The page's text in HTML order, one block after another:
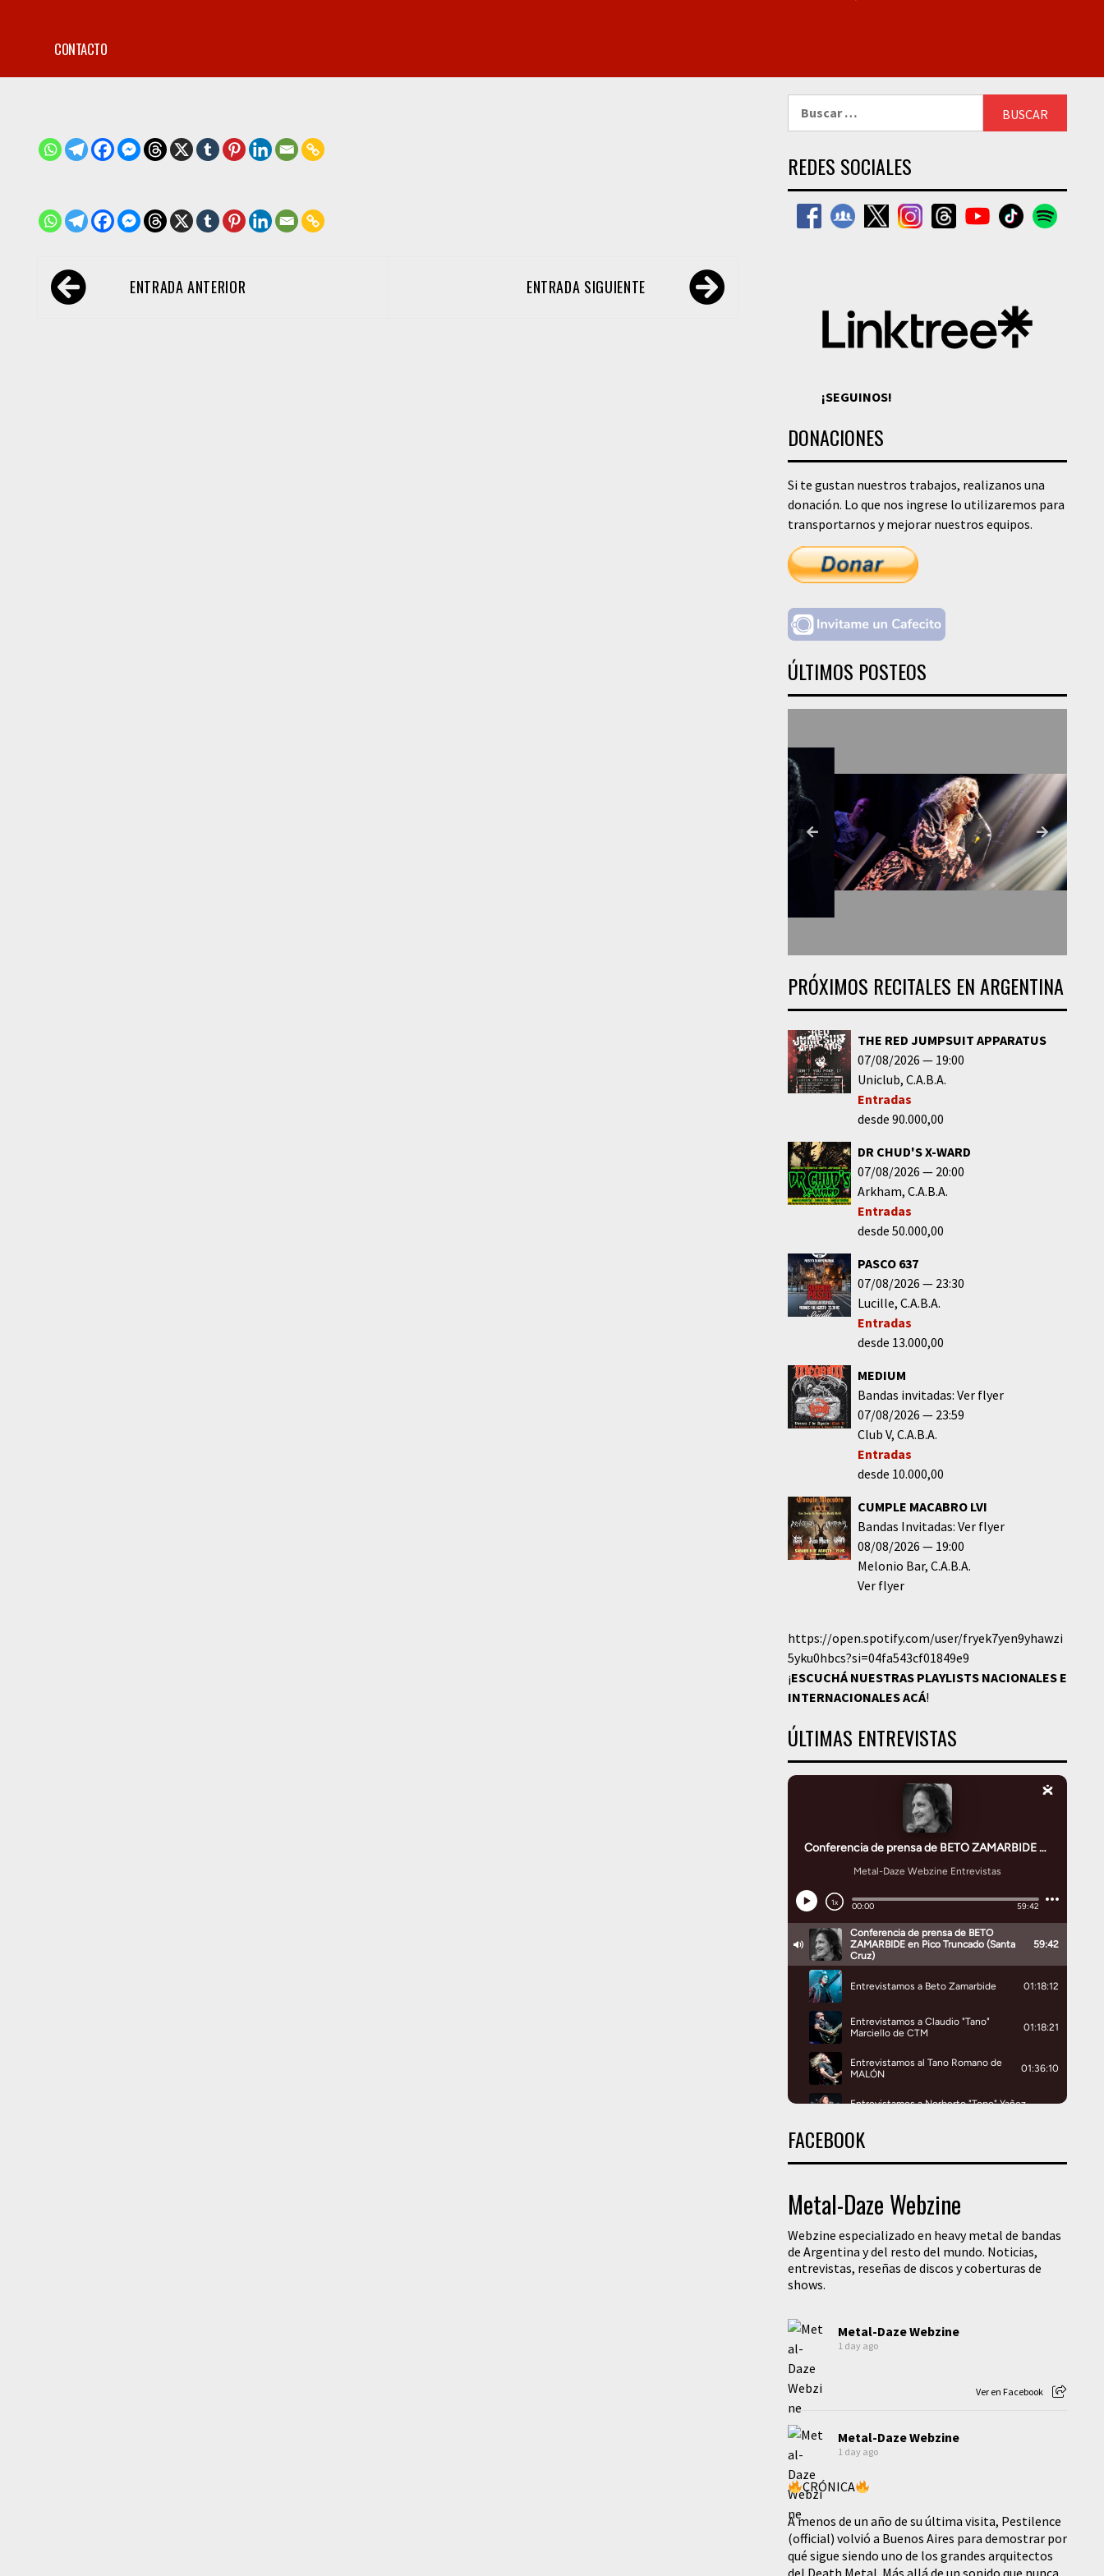
CONTACTO
Navegación
de ENTRADA ANTERIOR ENTRADA SIGUIENTE
REDES SOCIALES
¡SEGUINOS!
DONACIONES
Si te gustan nuestros trabajos, realizanos una
donación. Lo que nos ingrese lo utilizaremos para
transportarnos y mejorar nuestros equipos.
ÚLTIMOS POSTEOS
PRÓXIMOS RECITALES EN ARGENTINA
THE RED JUMPSUIT APPARATUS
07/08/2026
19:00
Uniclub C.A.B.A.
Entradas
desde 90.000,00
DR CHUD'S X-WARD
07/08/2026
20:00
Arkham C.A.B.A.
Entradas
desde 50.000,00
PASCO 637
07/08/2026
23:30
Lucille C.A.B.A.
Entradas
desde 13.000,00
MEDIUM
Bandas invitadas: Ver flyer
07/08/2026
23:59
Club V C.A.B.A.
Entradas
desde 10.000,00
CUMPLE MACABRO LVI
Bandas Invitadas: Ver flyer
08/08/2026
19:00
Melonio Bar C.A.B.A.
Ver flyer
https://open.spotify.com/user/fryek7yen9yhawzi
5yku0hbcs?si=04fa543cf01849e9
¡ESCUCHÁ NUESTRAS PLAYLISTS NACIONALES E
INTERNACIONALESACÁ!
ÚLTIMAS ENTREVISTAS
FACEBOOK
Metal-Daze Webzine
Webzine especializado en heavy metal de bandas
de Argentina y del resto del mundo. Noticias,
entrevistas, reseñas de discos y coberturas de
shows.
Metal-Daze Webzine
1 day ago
Ver en Facebook
Metal-Daze Webzine
1 day ago
CRÓNICA
A menos de un año de su última visita, Pestilence
(official) volvió a Buenos Aires para demostrar por
qué sigue siendo uno de los grandes arquitectos
del Death Metal. Más allá de un sonido que nunca